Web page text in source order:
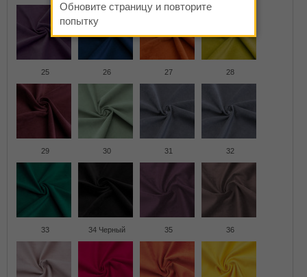
25 26 27 28
29 30 31 32
33 34 Черный 35 36
Обновите страницу и повторите
попытку